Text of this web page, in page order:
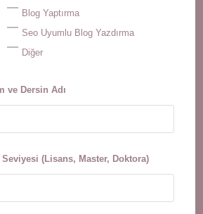
Blog Yaptırma
Seo Uyumlu Blog Yazdırma
Diğer
ve Dersin Adı
(Lisans, Master, Doktora)